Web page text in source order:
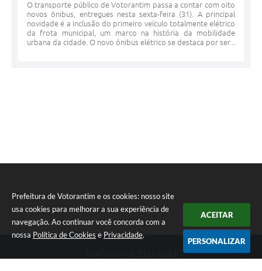
Prefeitura de Votorantim e os cookies: nosso site
usa cookies para melhorar a sua experiência de
navegação. Ao continuar você concorda com a
nossa Política de Cookies e Privacidade.
ACEITAR
PERSONALIZAR
O transporte público de Votorantim passa a contar com oito
novos ônibus, entregues nesta sexta-feira (31). A principal
novidade é a inclusão do primeiro veículo totalmente elétrico
da frota municipal, um marco na história da mobilidade
urbana da cidade. O novo ônibus elétrico se destaca por ser...